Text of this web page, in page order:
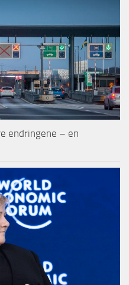
endringene – en